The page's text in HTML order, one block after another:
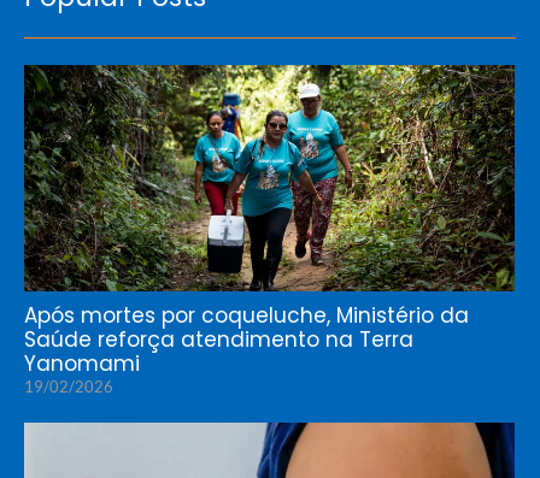
Após mortes por coqueluche, Ministério da
Saúde reforça atendimento na Terra
Yanomami
19/02/2026